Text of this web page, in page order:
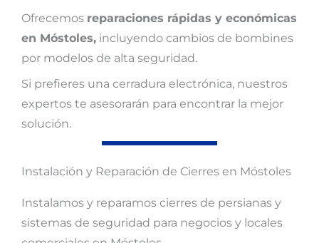
Ofrecemos reparaciones rápidas y económicas
en Móstoles, incluyendo cambios de bombines
por modelos de alta seguridad.
Si prefieres una cerradura electrónica, nuestros
expertos te asesorarán para encontrar la mejor
solución.
Instalación y Reparación de Cierres en Móstoles
Instalamos y reparamos cierres de persianas y
sistemas de seguridad para negocios y locales